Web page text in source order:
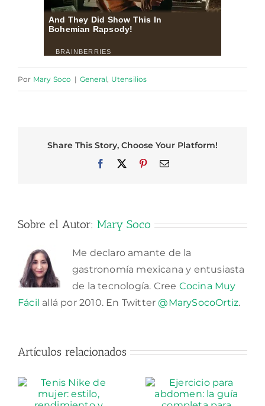
Por Mary Soco | General Utensilios
Share This Story, Choose Your Platform!
Facebook PinterestCorreo
Sobre el Autor: Mary Soco
Me declaro amante de la
gastronomía mexicana y entusiasta
de la tecnología. Cree Cocina Muy
Fácil allá por 2010. En Twitter@MarySocoOrtiz.
Artículos relacionados